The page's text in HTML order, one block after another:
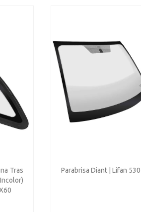
Tras
Parabrisa Diant | Lifan 530